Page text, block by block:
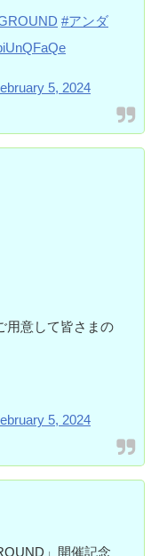
#アンダ
5, 2024
用意して皆さまの
5, 2024
」開催記念